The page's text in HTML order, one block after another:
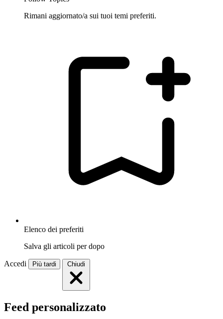
Rimani aggiornato/a sui tuoi temi preferiti.
Elenco dei preferiti
Salva gli articoli per dopo
Accedi Più tardi Chiudi
Feed personalizzato